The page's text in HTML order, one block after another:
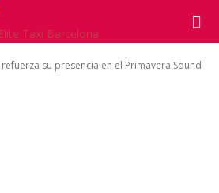
refuerza su presencia en el Primavera Sound